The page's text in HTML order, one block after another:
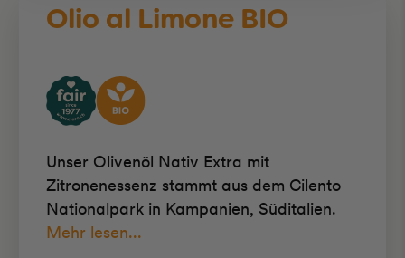
Olio al Limone BIO
Unser Olivenöl Nativ Extra mit
Zitronenessenz stammt aus dem Cilento
Nationalpark in Kampanien, Süditalien.
Mehr lesen...